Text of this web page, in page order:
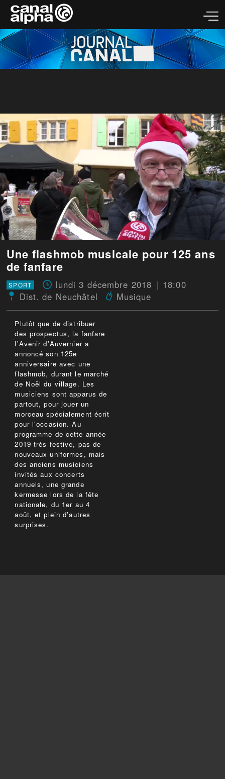
Une flashmob musicale pour 125 ans
de fanfare
SPORT lundi 3 décembre 2018
18:00
Dist. de Neuchâtel
Musique
Plutôt que de distribuer
des prospectus, la fanfare
l'Avenir d'Auvernier a
annoncé son 125e
anniversaire avec une
flashmob, durant le marché
de Noël du village. Les
musiciens sont apparus de
partout, pour jouer un
morceau spécialement écrit
pour l'occasion. Au
programme de cette année
2019 très festive, pas de
nouveaux uniformes, mais
des anciens musiciens
invités aux concerts
annuels, une grande
kermesse lors de la fête
nationale, du 1er au 4
août, et plein d'autres
surprises.